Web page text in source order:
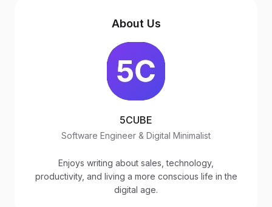
About Us
5CUBE
Software Engineer & Digital Minimalist
Enjoys writing about sales, technology,
productivity, and living a more conscious life in the
digital age.